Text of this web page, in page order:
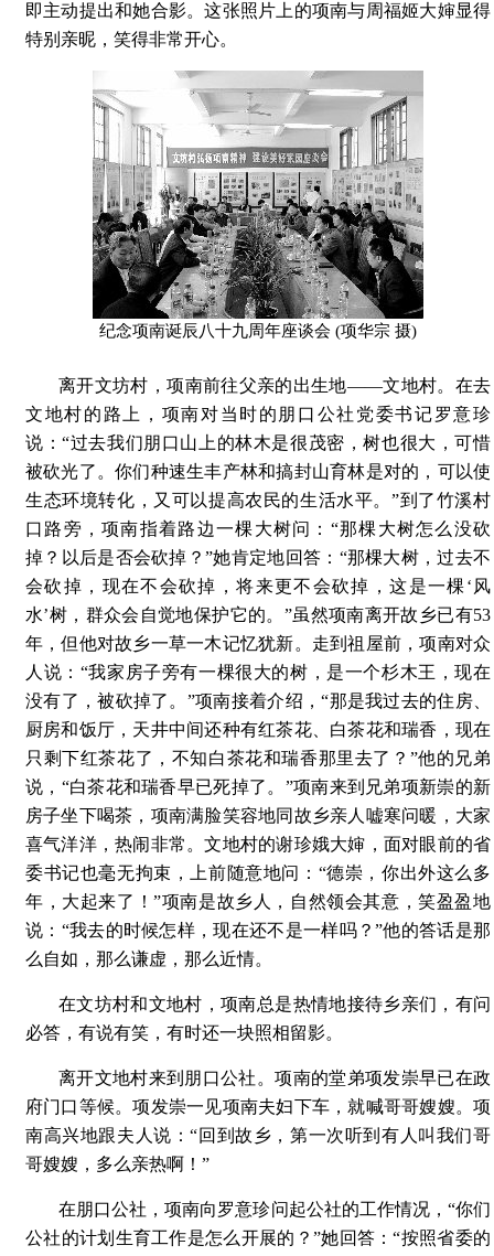
即主动提出和她合影。这张照片上的项南与周福姬大婶显得
特别亲昵，笑得非常开心。
纪念项南诞辰八十九周年座谈会 (项华宗 摄)
离开文坊村，项南前往父亲的出生地——文地村。在去
文地村的路上，项南对当时的朋口公社党委书记罗意珍
说：“过去我们朋口山上的林木是很茂密，树也很大，可惜
被砍光了。你们种速生丰产林和搞封山育林是对的，可以使
生态环境转化，又可以提高农民的生活水平。”到了竹溪村
口路旁，项南指着路边一棵大树问：“那棵大树怎么没砍
掉？以后是否会砍掉？”她肯定地回答：“那棵大树，过去不
会砍掉，现在不会砍掉，将来更不会砍掉，这是一棵‘风
水’树，群众会自觉地保护它的。”虽然项南离开故乡已有53
年，但他对故乡一草一木记忆犹新。走到祖屋前，项南对众
人说：“我家房子旁有一棵很大的树，是一个杉木王，现在
没有了，被砍掉了。”项南接着介绍，“那是我过去的住房、
厨房和饭厅，天井中间还种有红茶花、白茶花和瑞香，现在
只剩下红茶花了，不知白茶花和瑞香那里去了？”他的兄弟
说，“白茶花和瑞香早已死掉了。”项南来到兄弟项新崇的新
房子坐下喝茶，项南满脸笑容地同故乡亲人嘘寒问暖，大家
喜气洋洋，热闹非常。文地村的谢珍娥大婶，面对眼前的省
委书记也毫无拘束，上前随意地问：“德崇，你出外这么多
年，大起来了！”项南是故乡人，自然领会其意，笑盈盈地
说：“我去的时候怎样，现在还不是一样吗？”他的答话是那
么自如，那么谦虚，那么近情。
在文坊村和文地村，项南总是热情地接待乡亲们，有问
必答，有说有笑，有时还一块照相留影。
离开文地村来到朋口公社。项南的堂弟项发崇早已在政
府门口等候。项发崇一见项南夫妇下车，就喊哥哥嫂嫂。项
南高兴地跟夫人说：“回到故乡，第一次听到有人叫我们哥
哥嫂嫂，多么亲热啊！”
在朋口公社，项南向罗意珍问起公社的工作情况，“你们
公社的计划生育工作是怎么开展的？”她回答：“按照省委的